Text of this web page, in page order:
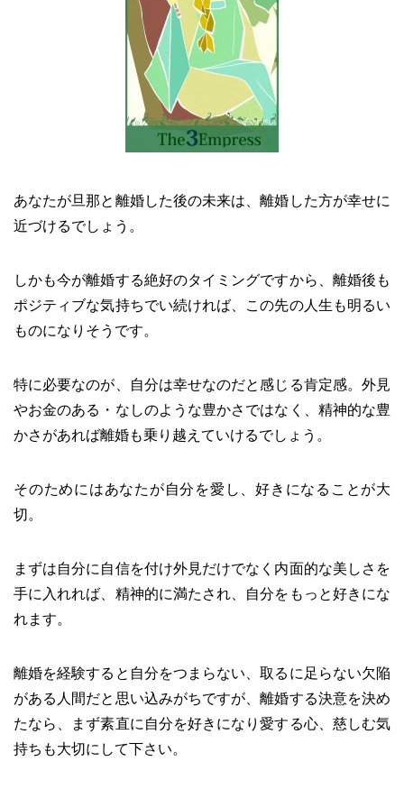
あなたが旦那と離婚した後の未来は、離婚した方が幸せに
近づけるでしょう。
しかも今が離婚する絶好のタイミングですから、離婚後も
ポジティブな気持ちでい続ければ、この先の人生も明るい
ものになりそうです。
特に必要なのが、自分は幸せなのだと感じる肯定感。外見
やお金のある・なしのような豊かさではなく、精神的な豊
かさがあれば離婚も乗り越えていけるでしょう。
そのためにはあなたが自分を愛し、好きになることが大
切。
まずは自分に自信を付け外見だけでなく内面的な美しさを
手に入れれば、精神的に満たされ、自分をもっと好きにな
れます。
離婚を経験すると自分をつまらない、取るに足らない欠陥
がある人間だと思い込みがちですが、離婚する決意を決め
たなら、まず素直に自分を好きになり愛する心、慈しむ気
持ちも大切にして下さい。